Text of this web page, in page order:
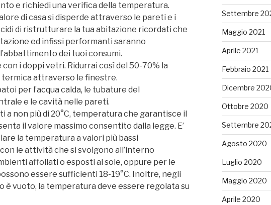
e richiedi una verifica della temperatura.
di casa si disperde attraverso le pareti e i
di ristrutturare la tua abitazione ricordati che
ed infissi performanti saranno
dei tuoi consumi.
i doppi vetri. Ridurrai così del 50-70% la
termica attraverso le finestre.
per l’acqua calda, le tubature del
e le cavità nelle pareti.
a non più di 20°C, temperatura che garantisce il
il valore massimo consentito dalla legge. E’
la temperatura a valori più bassi
le attività che si svolgono all’interno
affollati o esposti al sole, oppure per le
essere sufficienti 18-19°C. Inoltre, negli
è vuoto, la temperatura deve essere regolata su
Settembre
Maggio 2021
Aprile 2021
Febbraio 2021
Dicembre
Ottobre 2020
Settembre
Agosto 2020
Luglio 2020
Maggio 2020
Aprile 2020